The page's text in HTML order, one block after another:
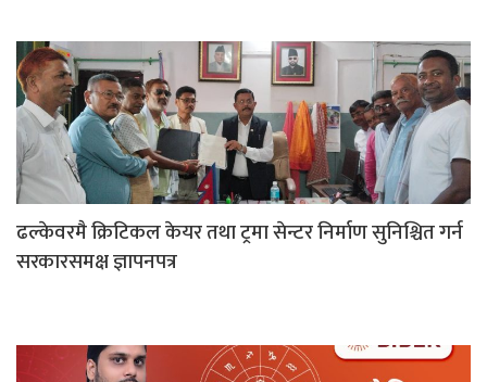
ढल्केवरमै क्रिटिकल केयर तथा ट्रमा सेन्टर निर्माण सुनिश्चित गर्न
सरकारसमक्ष ज्ञापनपत्र